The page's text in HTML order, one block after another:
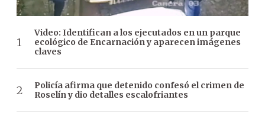
Video: Identifican a los ejecutados en un parque
ecológico de Encarnación y aparecen imágenes
claves
Policía afirma que detenido confesó el crimen de
Roselín y dio detalles escalofriantes